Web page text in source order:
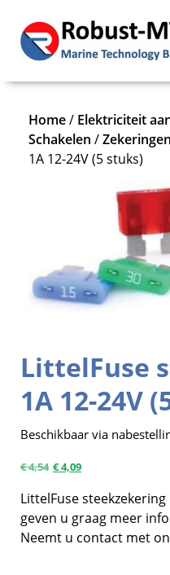
LittelFuse
1A 12-24V
Beschikbaar via
€4,54 €4,09
LittelFuse steekzekering
geven u graag meer
Neemt u contact met
Home/ Elektriciteit
Schakelen /Zekeringen
1A 12-24V (5 stuks)